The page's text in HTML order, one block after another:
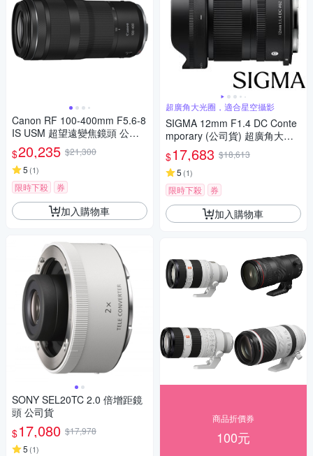
Canon RF 100-400mm F5.6-8
IS USM 超望遠變焦鏡頭 公司
貨
$20,235 $21,300
5 (1)
限時下殺 券
加入購物車
SONY SEL20TC 2.0 倍增距鏡
頭 公司貨
$17,080 $17,978
5 (1)
超廣角大光圈，適合星空攝影
SIGMA 12mm F1.4 DC Conte
mporary (公司貨) 超廣角大光
圈定焦鏡 星空鏡 APS-C 無反微
單眼專用鏡頭
$17,683 $18,613
5 (1)
限時下殺 券
加入購物車
商品折價券
100元